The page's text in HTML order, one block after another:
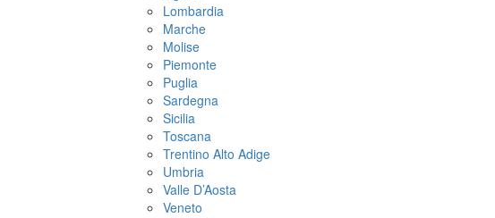
Lombardia
Marche
Molise
Piemonte
Puglia
Sardegna
Sicilia
Toscana
Trentino Alto Adige
Umbria
Valle D’Aosta
Veneto